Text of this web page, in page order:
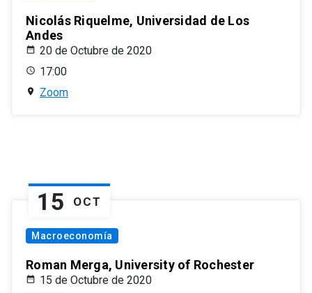
Nicolás Riquelme, Universidad de Los
Andes
20 de Octubre de 2020
17:00
Zoom
15 OCT
Macroeconomía
Roman Merga, University of Rochester
15 de Octubre de 2020